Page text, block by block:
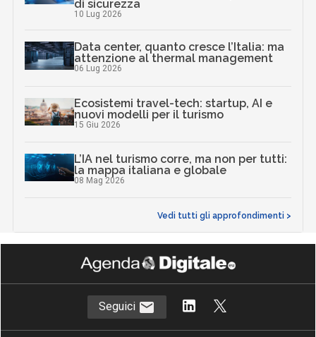
di sicurezza
10 Lug 2026
Data center, quanto cresce l’Italia: ma
attenzione al thermal management
06 Lug 2026
Ecosistemi travel-tech: startup, AI e
nuovi modelli per il turismo
15 Giu 2026
L’IA nel turismo corre, ma non per tutti:
la mappa italiana e globale
08 Mag 2026
Vedi tutti gli approfondimenti >
Seguici